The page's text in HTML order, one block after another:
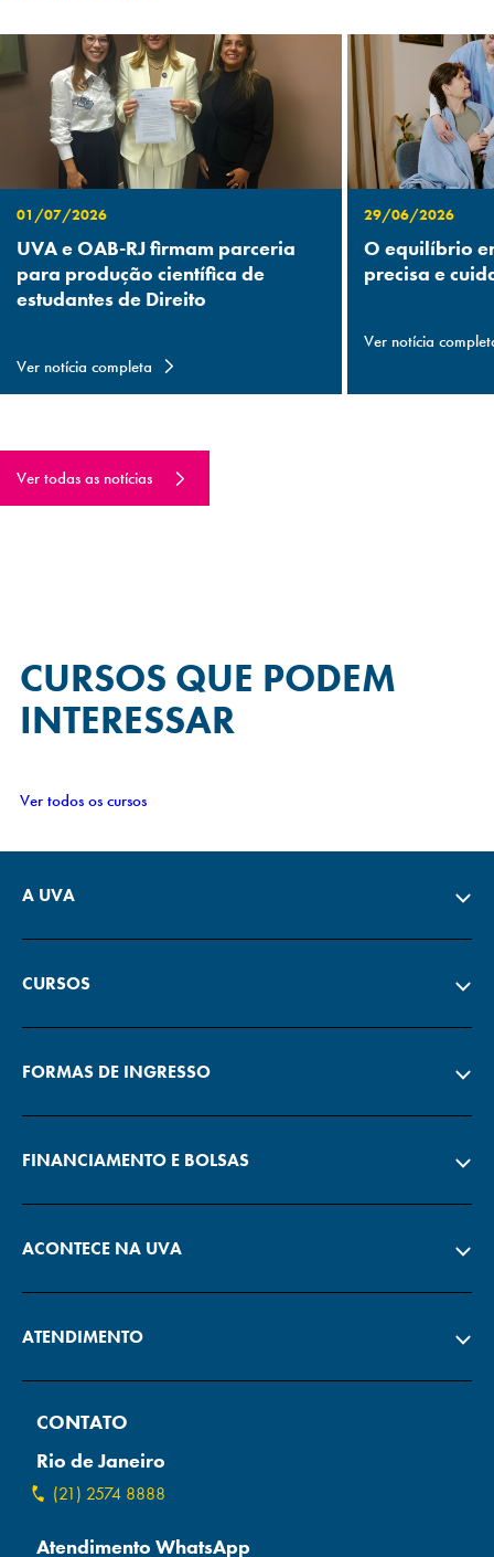
01/07/2026
UVA e OAB-RJ firmam parceria
para produção científica de
estudantes de Direito
Ver notícia completa
29/06/2026
O equilíbrio
precisa e
Ver notícia
Ver todas as notícias
CURSOS QUE PODEM
INTERESSAR
Ver todos os cursos
A UVA
CURSOS
FORMAS DE INGRESSO
FINANCIAMENTO E BOLSAS
ACONTECE NA UVA
ATENDIMENTO
CONTATO
Rio de Janeiro
(21) 2574 8888
Atendimento WhatsApp